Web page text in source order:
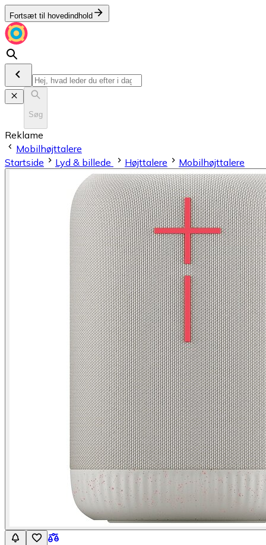
Fortsæt til hovedindhold
Søg
Reklame
Mobilhøjttalere
Startside
Lyd & billede Højttalere Mobilhøjttalere